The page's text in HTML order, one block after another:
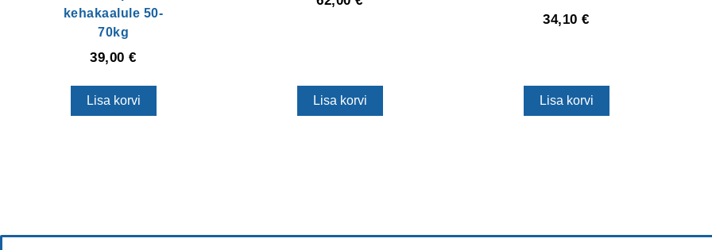
kehakaalule 50-
70kg
39,00€
Lisa korvi Lisa korvi
34,10€
Lisa korvi